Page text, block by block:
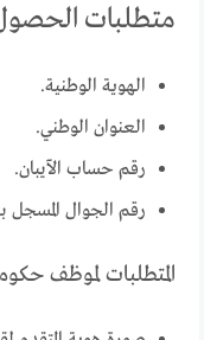
متطلبات
الهوية الوطنية.
العنوان الوطني.
رقم حساب الآيبان.
رقم الجوال
المتطلبات لموظف